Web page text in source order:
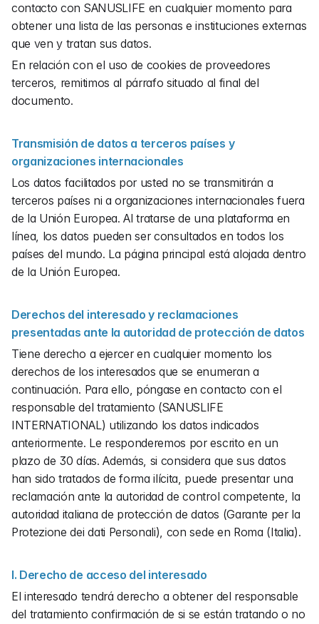
contacto con SANUSLIFE en cualquier momento para
obtener una lista de las personas e instituciones externas
que ven y tratan sus datos.
En relación con el uso de cookies de proveedores
terceros, remitimos al párrafo situado al final del
documento.
Transmisión de datos a terceros países y
organizaciones internacionales
Los datos facilitados por usted no se transmitirán a
terceros países ni a organizaciones internacionales fuera
de la Unión Europea. Al tratarse de una plataforma en
línea, los datos pueden ser consultados en todos los
países del mundo. La página principal está alojada dentro
de la Unión Europea.
Derechos del interesado y reclamaciones
presentadas ante la autoridad de protección de datos
Tiene derecho a ejercer en cualquier momento los
derechos de los interesados que se enumeran a
continuación. Para ello, póngase en contacto con el
responsable del tratamiento (SANUSLIFE
INTERNATIONAL) utilizando los datos indicados
anteriormente. Le responderemos por escrito en un
plazo de 30 días. Además, si considera que sus datos
han sido tratados de forma ilícita, puede presentar una
reclamación ante la autoridad de control competente, la
autoridad italiana de protección de datos (Garante per la
Protezione dei dati Personali), con sede en Roma (Italia).
I. Derecho de acceso del interesado
El interesado tendrá derecho a obtener del responsable
del tratamiento confirmación de si se están tratando o no